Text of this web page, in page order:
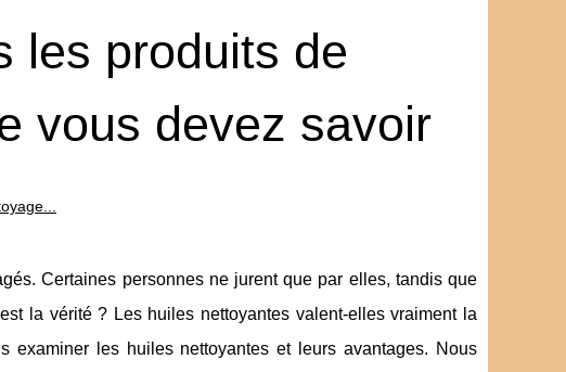
les produits de
vous devez savoir
Certaines personnes ne jurent que par elles, tandis que
la vérité ? Les huiles nettoyantes valent-elles vraiment la
les huiles nettoyantes et leurs avantages. Nous